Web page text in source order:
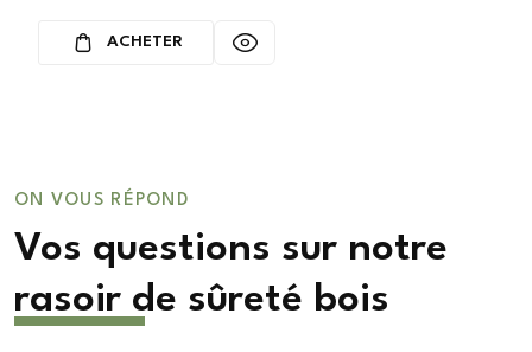
ACHETER
ON VOUS RÉPOND
Vos questions sur notre
rasoir de sûreté bois